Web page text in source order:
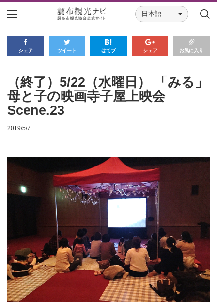
日本語
シェア ツイート はてブ シェア お気に入り
（終了）5/22（水曜日） 「みる」
母と子の映画寺子屋上映会
Scene.23
2019/5/7